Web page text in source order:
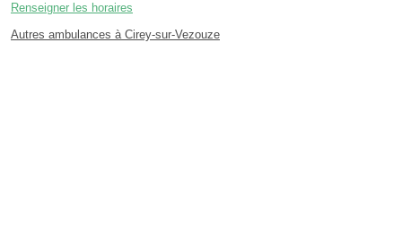
Renseigner les horaires
Autres ambulances à Cirey-sur-Vezouze